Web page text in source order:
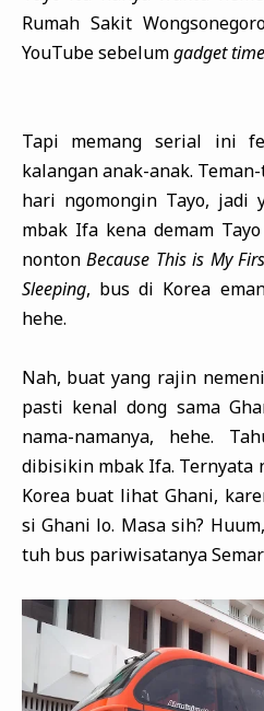
Rumah Sakit
YouTube sebelumgadget time
Tapi memang serial ini
kalangan anak-anak.
hari ngomongin Tayo, jadi
mbak Ifa kena demam
nonton Because This is My
Sleeping, bus di Korea
hehe.
Nah, buat yang rajin
pasti kenal dong sama
nama-namanya, hehe.
dibisikin mbak Ifa. Ternyata
Korea buat lihat Ghani,
si Ghani lo. Masa sih?
tuh bus pariwisatanya